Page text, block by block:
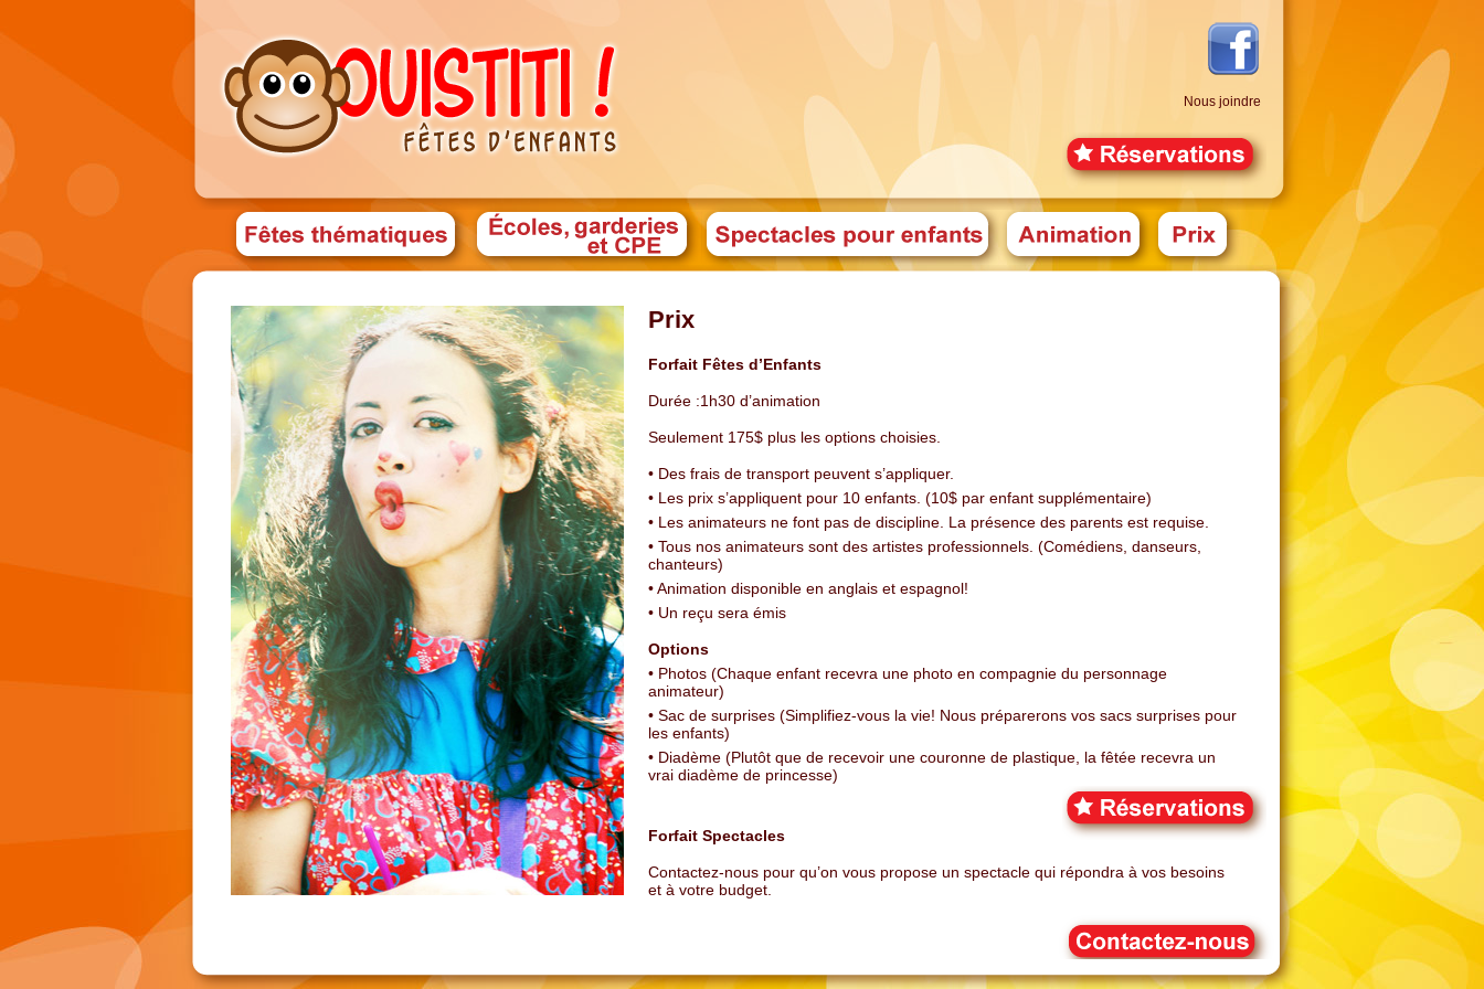
Nous joindre
Prix
Forfait Fêtes d’Enfants
Durée :1h30 d’animation
Seulement 175$ plus les options choisies.
• Des frais de transport peuvent s’appliquer.
• Les prix s’appliquent pour 10 enfants. (10$ par enfant supplémentaire)
• Les animateurs ne font pas de discipline. La présence des parents est requise.
• Tous nos animateurs sont des artistes professionnels. (Comédiens, danseurs,
chanteurs)
• Animation disponible en anglais et espagnol!
• Un reçu sera émis
Options
• Photos (Chaque enfant recevra une photo en compagnie du personnage
animateur)
• Sac de surprises (Simplifiez-vous la vie! Nous préparerons vos sacs surprises pour
les enfants)
• Diadème (Plutôt que de recevoir une couronne de plastique, la fêtée recevra un
vrai diadème de princesse)
Forfait Spectacles
Contactez-nous pour qu’on vous propose un spectacle qui répondra à vos besoins
et à votre budget.